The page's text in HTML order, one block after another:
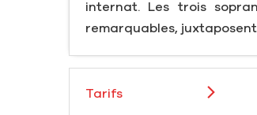
internat. Les trois
remarquables,
Tarifs